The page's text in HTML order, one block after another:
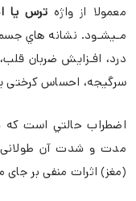
معمولا از واژه ترس یا
مـيشـود. نشانه هاي
درد، افـزايش ضربان
سرگيجه، احساس کرختی
اضطراب حالتي است که
مدت و شدت آن طولانی
(مغز) اثرات منفی بر جای